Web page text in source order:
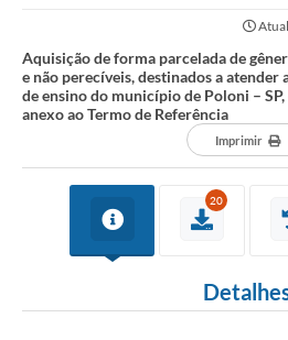
Transparência
Obras
Turismo
Aquisição de forma parcelada de
e não perecíveis, destinados a atender
de ensino do município de Poloni –
anexo ao Termo de Referência
Imprimir
20